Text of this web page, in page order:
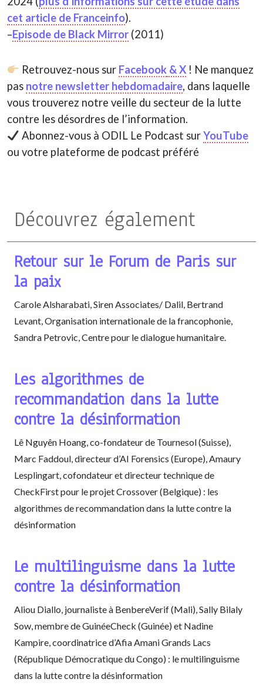
cet article de Franceinfo).
–Episode de Black Mirror (2011)
Retrouvez-nous sur Facebook& X! Ne manquez
pas notre newsletter hebdomadaire, dans laquelle
vous trouverez notre veille du secteur de la lutte
contre les désordres de l’information.
Abonnez-vous à ODIL Le Podcast surYouTube
ou votre plateforme de podcast préféré
Découvrez également
Retour sur le Forum de Paris sur
la paix
Carole Alsharabati, Siren Associates/ Dalil, Bertrand
Levant, Organisation internationale de la francophonie,
Sandra Petrovic, Centre pour le dialogue humanitaire.
Les algorithmes de
recommandation dans la lutte
contre la désinformation
Lê Nguyên Hoang, co-fondateur de Tournesol (Suisse),
Marc Faddoul, directeur d’AI Forensics (Europe), Amaury
Lesplingart, cofondateur et directeur technique de
CheckFirst pour le projet Crossover (Belgique) : les
algorithmes de recommandation dans la lutte contre la
désinformation
Le multilinguisme dans la lutte
contre la désinformation
Aliou Diallo, journaliste à BenbereVerif (Mali), Sally Bilaly
Sow, membre de GuinéeCheck (Guinée) et Nadine
Kampire, coordinatrice d’Afia Amani Grands Lacs
(République Démocratique du Congo) : le multilinguisme
dans la lutte contre la désinformation